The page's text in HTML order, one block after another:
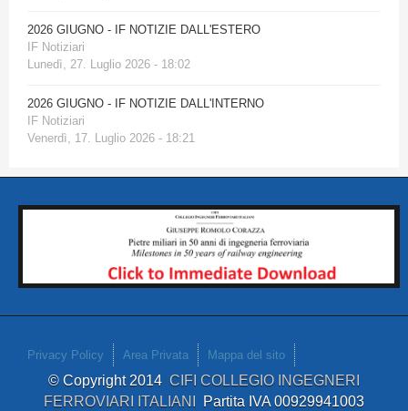
2026 GIUGNO - IF NOTIZIE DALL'ESTERO
IF Notiziari
Lunedì, 27. Luglio 2026 - 18:02
2026 GIUGNO - IF NOTIZIE DALL'INTERNO
IF Notiziari
Venerdì, 17. Luglio 2026 - 18:21
Privacy Policy Area Privata Mappa del sito
© Copyright 2014 CIFI COLLEGIO INGEGNERI
FERROVIARI ITALIANI Partita IVA 00929941003